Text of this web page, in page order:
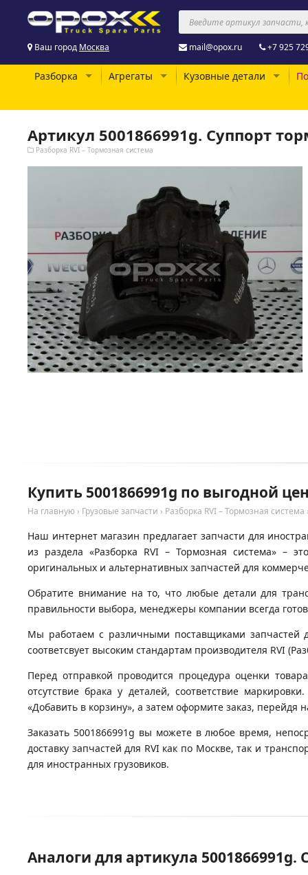
Ваш город Москва mail@opox.ru +7 925
Разборка Агрегаты Кузовные детали
Артикул 5001866991g. Суппорт
Разборка RVI – Тормозная система
Купить 5001866991g по выгодной
На главную › Грузовые запчасти › Разборка RVI – Тормозная система
Наш интернет магазин предлагает запчасти для
из раздела «Разборка RVI – Тормозная система» –
оригинальных и альтернативных запчастей для
Обратите внимание на то, что любые детали для
правильности выбора, менеджеры компании всегда
Мы работаем с различными поставщиками запчастей
соответсвует высоким стандартам производителя RVI
Перед отправкой проводится процедура оценки
отсутствие брака у деталей, соответствие
«Добавить в корзину», а затем оформите заказ, перейдя
Заказать 5001866991g вы можете в любое время,
доставку запчастей для RVI как по Москве, так и
для иностранных грузовиков.
Аналоги для артикула